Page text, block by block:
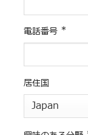
電話番号 *
居住国